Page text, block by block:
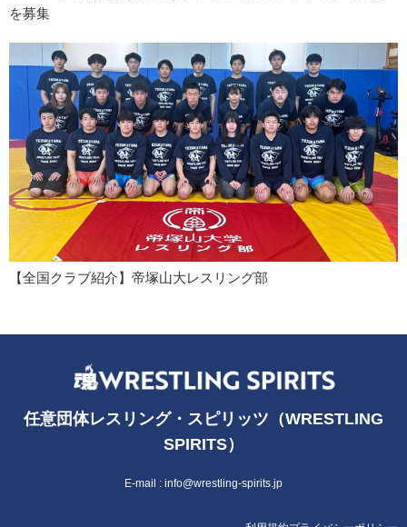
を募集
【全国クラブ紹介】帝塚山大レスリング部
任意団体レスリング・スピリッツ（WRESTLING
SPIRITS）
E-mail : info@wrestling-spirits.jp